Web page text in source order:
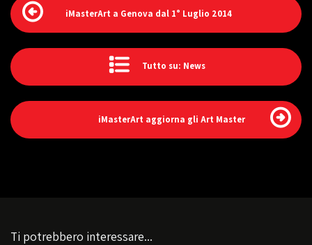
iMasterArt a Genova dal 1° Luglio 2014
Tutto su: News
iMasterArt aggiorna gli Art Master
Ti potrebbero interessare...